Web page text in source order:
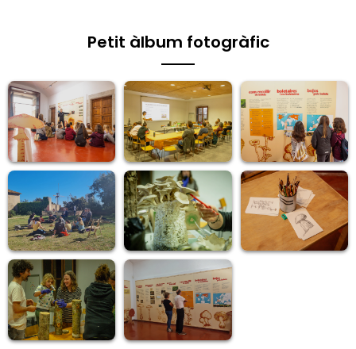
natural
Petit àlbum fotogràfic